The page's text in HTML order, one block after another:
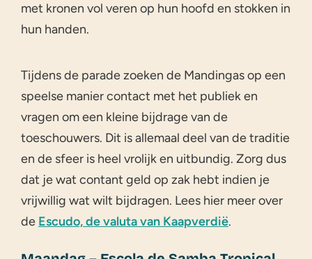
met kronen vol veren op hun hoofd en stokken in
hun handen.
Tijdens de parade zoeken de Mandingas op een
speelse manier contact met het publiek en
vragen om een kleine bijdrage van de
toeschouwers. Dit is allemaal deel van de traditie
en de sfeer is heel vrolijk en uitbundig. Zorg dus
dat je wat contant geld op zak hebt indien je
vrijwillig wat wilt bijdragen. Lees hier meer over
de Escudo, de valuta van Kaapverdië.